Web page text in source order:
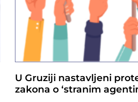
U Gruziji nastavljeni
zakona o ‘stranim